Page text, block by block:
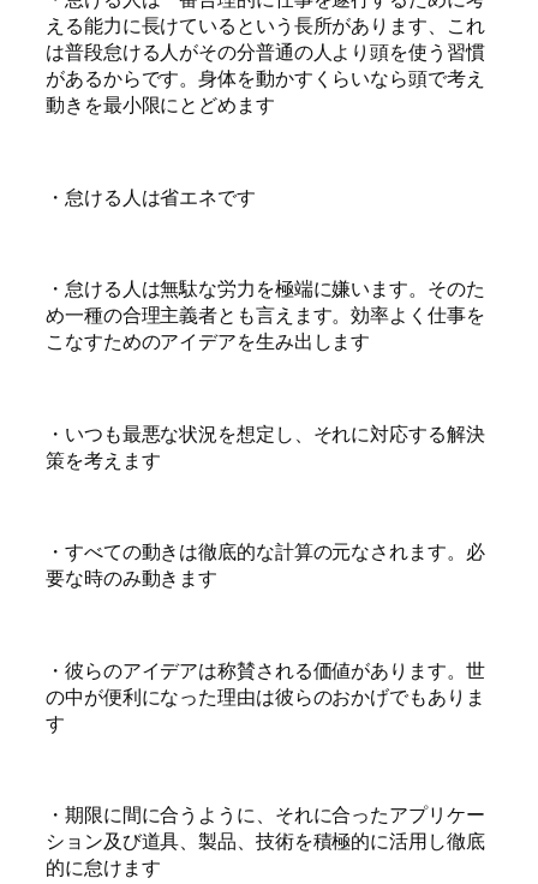
える能力に長けているという長所があります、これ
は普段怠ける人がその分普通の人より頭を使う習慣
があるからです。身体を動かすくらいなら頭で考え
動きを最小限にとどめます
・怠ける人は省エネです
・怠ける人は無駄な労力を極端に嫌います。そのた
め一種の合理主義者とも言えます。効率よく仕事を
こなすためのアイデアを生み出します
・いつも最悪な状況を想定し、それに対応する解決
策を考えます
・すべての動きは徹底的な計算の元なされます。必
要な時のみ動きます
・彼らのアイデアは称賛される価値があります。世
の中が便利になった理由は彼らのおかげでもありま
す
・期限に間に合うように、それに合ったアプリケー
ション及び道具、製品、技術を積極的に活用し徹底
的に怠けます